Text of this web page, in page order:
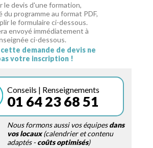
le devis d'une formation,
du programme au format PDF,
le formulaire ci-dessous.
envoyé immédiatement à
ci-dessous.
demande de devis ne
votre inscription !
Conseils | Renseignements
01 64 23 68 51
Nous formons aussi vos équipesdans
vos locaux(calendrier et contenu
adaptés -coûts optimisés)